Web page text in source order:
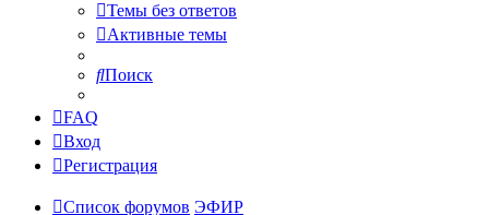
Темы без ответов
Активные темы
Поиск
FAQ
Вход
Регистрация
Список форумов ЭФИР